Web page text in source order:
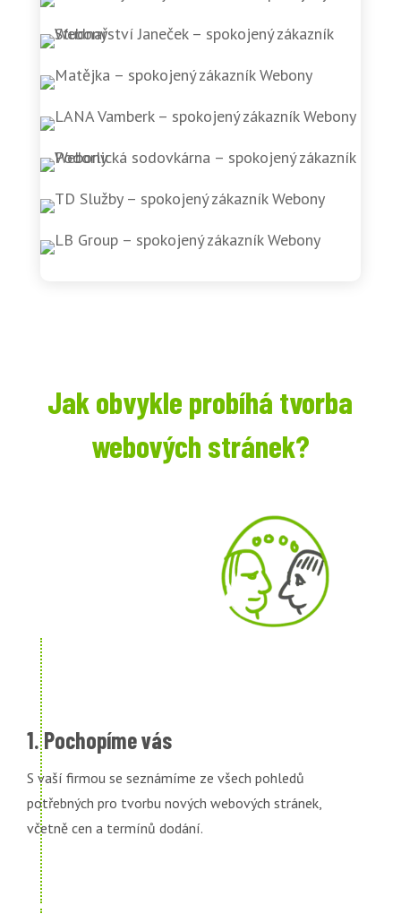
Jak obvykle probíhá tvorba
webových stránek?
1. Pochopíme vás
S vaší firmou se seznámíme ze všech pohledů
potřebných pro tvorbu nových webových stránek,
včetně cen a termínů dodání.